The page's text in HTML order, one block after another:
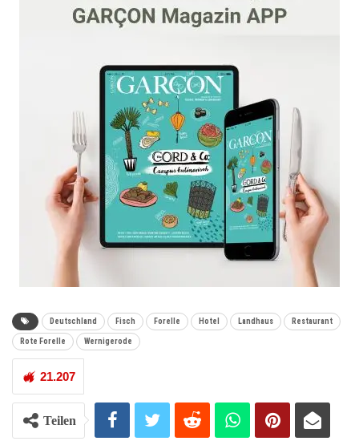
Deutschland Fisch Forelle Hotel Landhaus Restaurant
Rote Forelle Wernigerode
21.207
Teilen